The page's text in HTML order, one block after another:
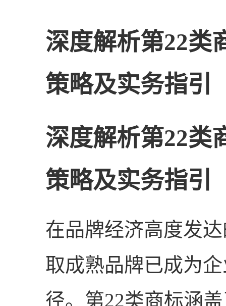
深度解析第22类
策略及实务指引
深度解析第22类
策略及实务指引
在品牌经济高度发
取成熟品牌已成为
径。第22类商标涵